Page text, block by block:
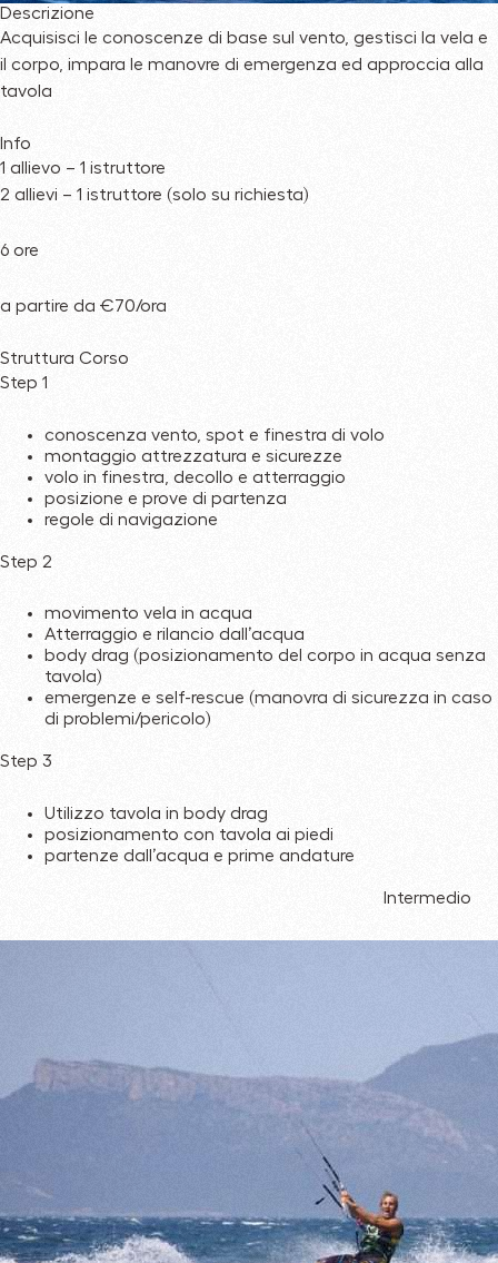
Descrizione
Acquisisci le conoscenze di base sul vento, gestisci la vela e
il corpo, impara le manovre di emergenza ed approccia alla
tavola
Info
1 allievo – 1 istruttore
2 allievi – 1 istruttore (solo su richiesta)
6 ore
a partire da €70/ora
Struttura Corso
Step 1
conoscenza vento, spot e finestra di volo
montaggio attrezzatura e sicurezze
volo in finestra, decollo e atterraggio
posizione e prove di partenza
regole di navigazione
Step 2
movimento vela in acqua
Atterraggio e rilancio dall’acqua
body drag (posizionamento del corpo in acqua senza
tavola)
emergenze e self-rescue (manovra di sicurezza in caso
di problemi/pericolo)
Step 3
Utilizzo tavola in body drag
posizionamento con tavola ai piedi
partenze dall’acqua e prime andature
Intermedio